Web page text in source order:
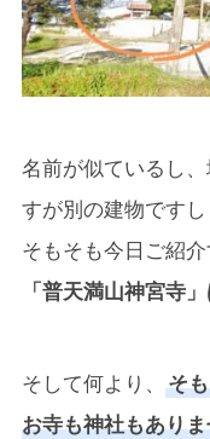
名前が似ているし
すが別の建物ですし
そもそも今日ご紹介
「普天満山神宮寺
そして何より、
そ
お寺も神社もあり